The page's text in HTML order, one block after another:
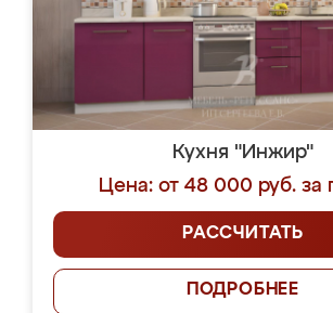
Кухня "Инжир"
Цена: от 48 000 руб. за
РАССЧИТАТЬ
ПОДРОБНЕЕ